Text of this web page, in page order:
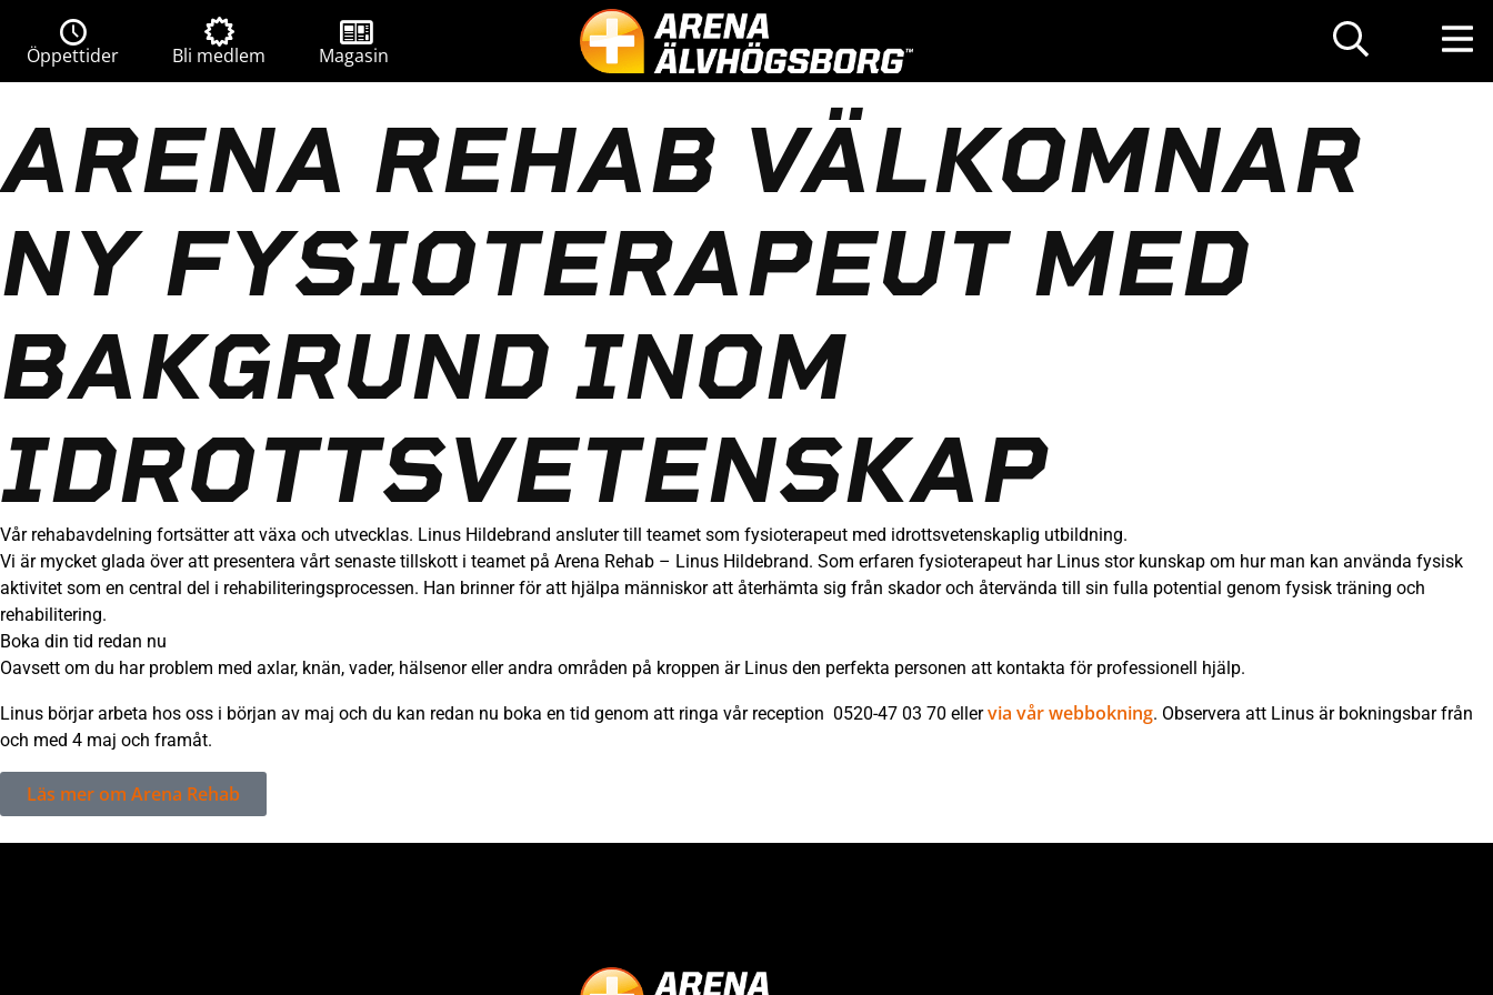
Öppettider Bli medlem Magasin
ARENA REHAB VÄLKOMNAR
NY FYSIOTERAPEUT MED
BAKGRUND INOM
IDROTTSVETENSKAP
Vår rehabavdelning fortsätter att växa och utvecklas. Linus Hildebrand ansluter till teamet som fysioterapeut med idrottsvetenskaplig utbildning.
Vi är mycket glada över att presentera vårt senaste tillskott i teamet på Arena Rehab – Linus Hildebrand. Som erfaren fysioterapeut har Linus stor kunskap om hur man kan använda fysisk
aktivitet som en central del i rehabiliteringsprocessen. Han brinner för att hjälpa människor att återhämta sig från skador och återvända till sin fulla potential genom fysisk träning och
rehabilitering.
Boka din tid redan nu
Oavsett om du har problem med axlar, knän, vader, hälsenor eller andra områden på kroppen är Linus den perfekta personen att kontakta för professionell hjälp.
Linus börjar arbeta hos oss i början av maj och du kan redan nu boka en tid genom att ringa vår reception 0520-47 03 70 ellervia vår webbokning. Observera att Linus är bokningsbar från
och med 4 maj och framåt.
Läs mer om Arena Rehab